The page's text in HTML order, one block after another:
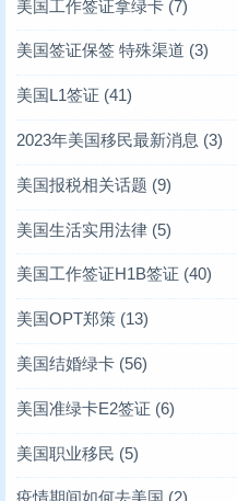
美国工作签证拿绿卡 (7)
美国签证保签 特殊渠道 (3)
美国L1签证 (41)
2023年美国移民最新消息 (3)
美国报税相关话题 (9)
美国生活实用法律 (5)
美国工作签证H1B签证 (40)
美国OPT郑策 (13)
美国结婚绿卡 (56)
美国准绿卡E2签证 (6)
美国职业移民 (5)